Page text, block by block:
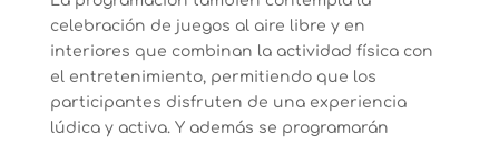
celebración de juegos al aire libre y en
interiores que combinan la actividad física con
el entretenimiento, permitiendo que los
participantes disfruten de una experiencia
lúdica y activa. Y además se programarán